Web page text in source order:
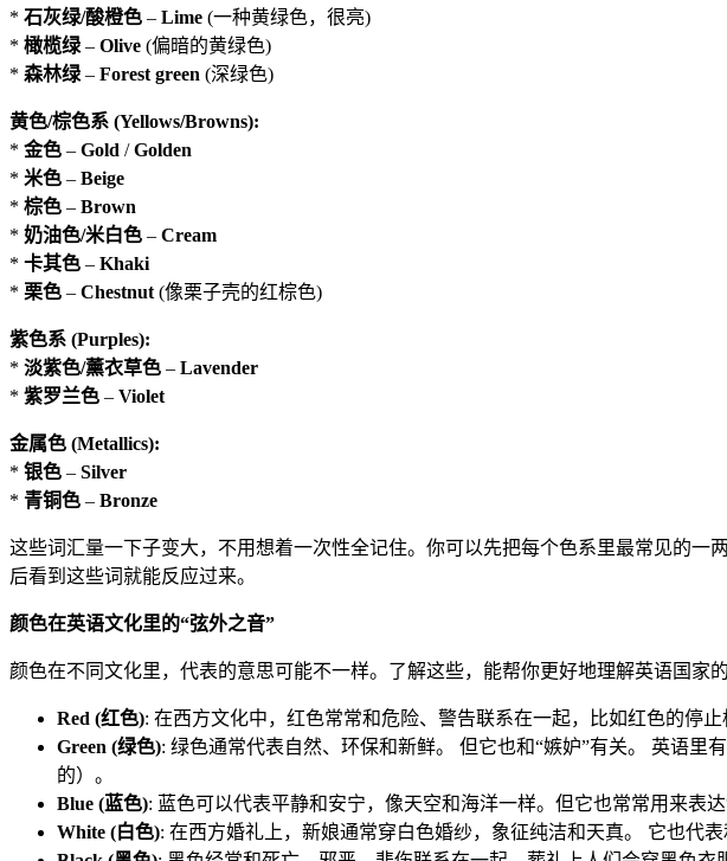
* 石灰绿/酸橙色 – Lime (一种黄绿色，很亮)
* 橄榄绿 – Olive (偏暗的黄绿色)
* 森林绿 – Forest green (深绿色)
黄色/棕色系 (Yellows/Browns):
* 金色 – Gold /Golden
* 米色 – Beige
* 棕色 – Brown
* 奶油色/米白色 – Cream
* 卡其色 – Khaki
* 栗色 – Chestnut (像栗子壳的红棕色)
紫色系 (Purples):
* 淡紫色/薰衣草色 – Lavender
* 紫罗兰色 – Violet
金属色 (Metallics):
* 银色 – Silver
* 青铜色 – Bronze
这些词汇量一下子变大，不用想着一次性全记住。你可以先把每个色系里最常见的一
后看到这些词就能反应过来。
颜色在英语文化里的“弦外之音”
颜色在不同文化里，代表的意思可能不一样。了解这些，能帮你更好地理解英语国家
Red (红色): 在西方文化中，红色常常和危险、警告联系在一起，比如红色的停止
Green (绿色): 绿色通常代表自然、环保和新鲜。 但它也和“嫉妒”有关。 英语里
的）。
Blue (蓝色): 蓝色可以代表平静和安宁，像天空和海洋一样。但它也常常用来表达
White (白色): 在西方婚礼上，新娘通常穿白色婚纱，象征纯洁和天真。 它也代